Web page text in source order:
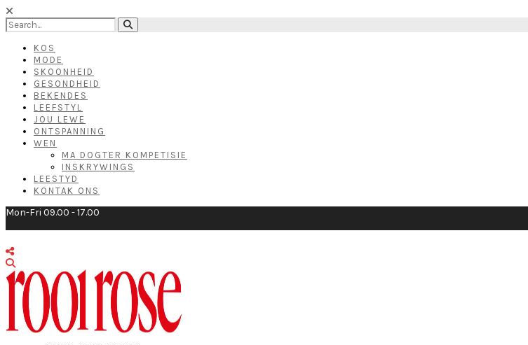
KOS
MODE
SKOONHEID
GESONDHEID
BEKENDES
LEEFSTYL
JOU LEWE
ONTSPANNING
WEN
MA DOGTER KOMPETISIE
INSKRYWINGS
LEESTYD
KONTAK ONS
Mon-Fri 09.00 - 17.00